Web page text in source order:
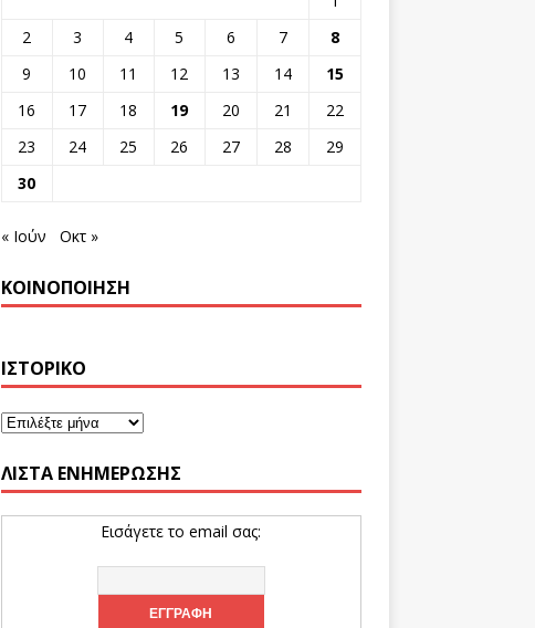
2
3 4 5 6 7
8
9
10 11 12 13 14
15
16
17 18 19 20 21
22
23
24 25 26 27 28
29
30
« Ιούν Οκτ »
ΚΟΙΝΟΠΟΊΗΣΗ
ΙΣΤΟΡΙΚΌ
ΛΊΣΤΑ ΕΝΗΜΈΡΩΣΗΣ
Εισάγετε το email σας: